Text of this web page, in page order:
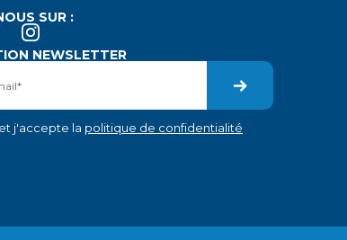
SUR :
NEWSLETTER
j'accepte la politique de confidentialité